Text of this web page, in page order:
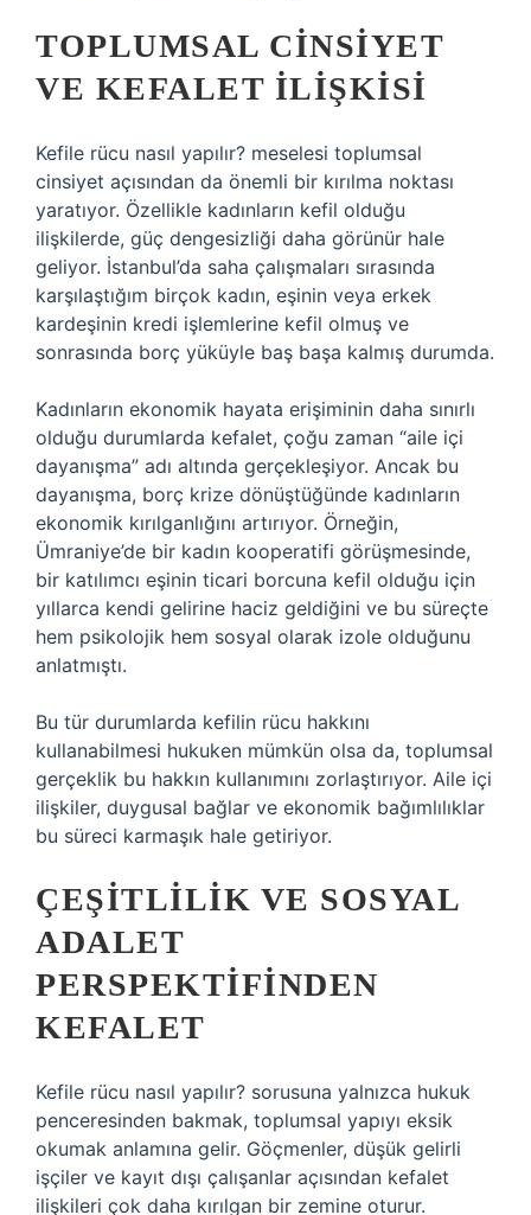
TOPLUMSAL CINSIYET
VE KEFALET İLIŞKISI
Kefile rücu nasıl yapılır? meselesi toplumsal
cinsiyet açısından da önemli bir kırılma noktası
yaratıyor. Özellikle kadınların kefil olduğu
ilişkilerde, güç dengesizliği daha görünür hale
geliyor. İstanbul’da saha çalışmaları sırasında
karşılaştığım birçok kadın, eşinin veya erkek
kardeşinin kredi işlemlerine kefil olmuş ve
sonrasında borç yüküyle baş başa kalmış durumda.
Kadınların ekonomik hayata erişiminin daha sınırlı
olduğu durumlarda kefalet, çoğu zaman “aile içi
dayanışma” adı altında gerçekleşiyor. Ancak bu
dayanışma, borç krize dönüştüğünde kadınların
ekonomik kırılganlığını artırıyor. Örneğin,
Ümraniye’de bir kadın kooperatifi görüşmesinde,
bir katılımcı eşinin ticari borcuna kefil olduğu için
yıllarca kendi gelirine haciz geldiğini ve bu süreçte
hem psikolojik hem sosyal olarak izole olduğunu
anlatmıştı.
Bu tür durumlarda kefilin rücu hakkını
kullanabilmesi hukuken mümkün olsa da, toplumsal
gerçeklik bu hakkın kullanımını zorlaştırıyor. Aile içi
ilişkiler, duygusal bağlar ve ekonomik bağımlılıklar
bu süreci karmaşık hale getiriyor.
ÇEŞITLILIK VE SOSYAL
ADALET
PERSPEKTIFINDEN
KEFALET
Kefile rücu nasıl yapılır? sorusuna yalnızca hukuk
penceresinden bakmak, toplumsal yapıyı eksik
okumak anlamına gelir. Göçmenler, düşük gelirli
işçiler ve kayıt dışı çalışanlar açısından kefalet
ilişkileri çok daha kırılgan bir zemine oturur.